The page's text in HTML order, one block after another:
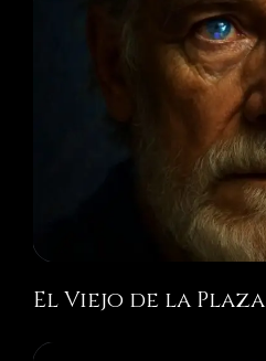
El Viejo de la Plaza